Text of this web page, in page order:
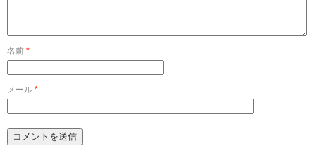
名前 *
メール *